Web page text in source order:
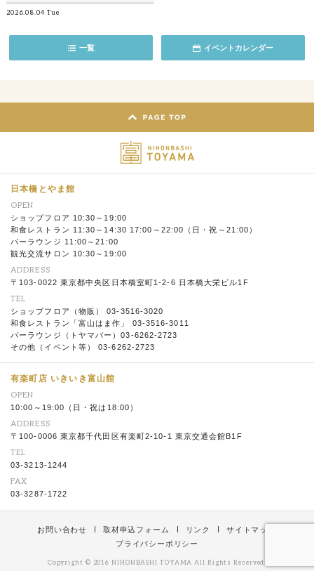
2026.08.04 Tue
一覧 イベントカレンダー
日本橋とやま館
OPEN
ショップフロア 10:30～19:00
和食レストラン 11:30～14:30 17:00～22:00（日・祝～21:00）
バーラウンジ 11:00～21:00
観光交流サロン 10:30～19:00
ADDRESS
〒103-0022 東京都中央区日本橋室町1-2-6 日本橋大栄ビル1F
TEL
ショップフロア（物販） 03-3516-3020
和食レストラン「富山はま作」 03-3516-3011
バーラウンジ（トヤマバー）03-6262-2723
その他（イベント等） 03-6262-2723
有楽町店 いきいき富山館
OPEN
10:00～19:00（日・祝は18:00）
ADDRESS
〒100-0006 東京都千代田区有楽町2-10-1 東京交通会館B1F
TEL
03-3213-1244
FAX
03-3287-1722
お問い合わせ 取材申込フォーム リンク
サイトマップ
プライバシーポリシー
Copyright © 2016 NIHONBASHI TOYAMA All Rights Reserved.